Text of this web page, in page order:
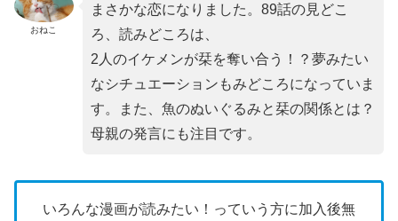
おねこ
まさかな恋になりました。89話の見どこ
ろ、読みどころは、
2人のイケメンが栞を奪い合う！？夢みたい
なシチュエーションもみどころになっていま
す。また、魚のぬいぐるみと栞の関係とは？
母親の発言にも注目です。
いろんな漫画が読みたい！っていう方に加入後無